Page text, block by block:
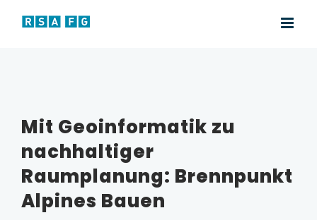
Inhalt
Mit Geoinformatik zu
nachhaltiger
Raumplanung: Brennpunkt
Alpines Bauen